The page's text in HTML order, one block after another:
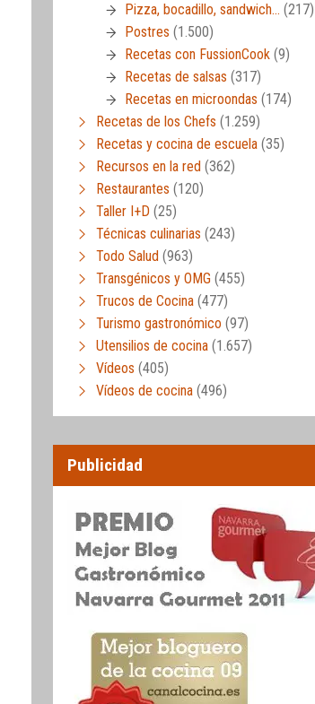
Pizza, bocadillo, sandwich… (217)
Postres (1.500)
Recetas con FussionCook (9)
Recetas de salsas (317)
Recetas en microondas (174)
Recetas de los Chefs (1.259)
Recetas y cocina de escuela (35)
Recursos en la red (362)
Restaurantes (120)
Taller I+D (25)
Técnicas culinarias (243)
Todo Salud (963)
Transgénicos y OMG (455)
Trucos de Cocina (477)
Turismo gastronómico (97)
Utensilios de cocina (1.657)
Vídeos (405)
Vídeos de cocina (496)
Publicidad